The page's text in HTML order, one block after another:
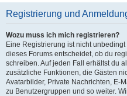
Registrierung und
Wozu muss ich mich registrieren?
Eine Registrierung ist nicht
dieses Forums entscheidet, ob du
schreiben. Auf jeden Fall erhältst du
zusätzliche Funktionen, die Gästen
Avatarbilder, Private Nachrichten, E-
zu Benutzergruppen und so weiter.